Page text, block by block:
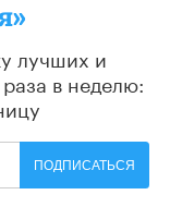
лучших и
в неделю:
ПОДПИСАТЬСЯ